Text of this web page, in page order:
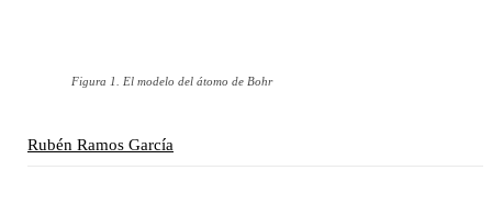
Figura 1. El modelo del átomo de Bohr
Rubén Ramos García